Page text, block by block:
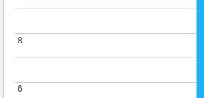
6
6
8
8